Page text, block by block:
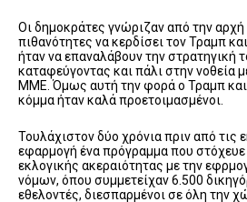
Οι δημοκράτες γνώριζαν από την αρχή
πιθανότητες να κερδίσει τον Τραμπ
ήταν να επαναλάβουν την στρατηγική
καταφεύγοντας και πάλι στην νοθεία
ΜΜΕ. Όμως αυτή την φορά ο Τραμπ και
κόμμα ήταν καλά προετοιμασμένοι.
Τουλάχιστον δύο χρόνια πριν από τις
εφαρμογή ένα πρόγραμμα που
εκλογικής ακεραιότητας με την
νόμων, όπου συμμετείχαν 6.500
εθελοντές, διεσπαρμένοι σε όλη την